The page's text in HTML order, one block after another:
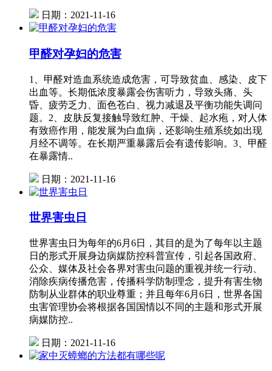
日期：2021-11-16
甲醛对孕妇的危害
1、甲醛对造血系统造成危害，可导致贫血、感染、皮下
出血等。长期低浓度暴露会伤害听力，导致头痛、头
昏、疲劳乏力、面色苍白、视力减退及平衡功能失调问
题。2、皮肤反复接触导致红肿、干燥、起水疱，对人体
有致癌作用，能发展为白血病，还影响生殖系统如出现
月经不调等。在长期严重暴露后会有遗传影响。3、甲醛
在暴露情..
日期：2021-11-16
世界害虫日
世界害虫日为每年的6月6日，其目的是为了每年以主题
日的形式开展身边病媒防控科普宣传，引起各国政府、
公众、媒体及社会各界对害虫问题的重视并统一行动、
消除疾病传播危害，传播科学防制理念，提升有害生物
防制从业群体的职业尊重；并且每年6月6日，世界各国
虫害管理协会将根据各国国情以不同的主题和形式开展
病媒防控..
日期：2021-11-16